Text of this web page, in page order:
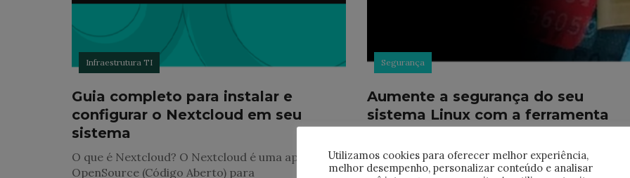
Infraestrutura TI
Guia completo para instalar e
configurar o Nextcloud em seu
sistema
O que é Nextcloud? O Nextcloud é uma aplicação
OpenSource (Código Aberto) para
Segurança
Aumente a segurança do seu
sistema Linux com a ferramenta
Saudações pessoal! Muito se fala da segurança
sistemas operacionais Linux, geralmente
Utilizamos cookies para oferecer melhor experiência,
melhor desempenho, personalizar conteúdo e analisar